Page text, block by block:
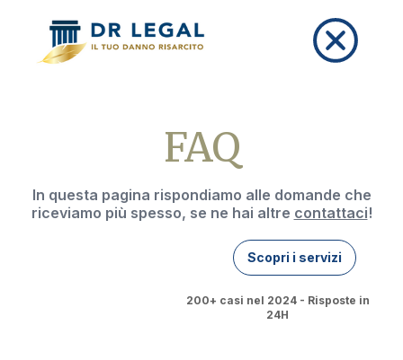
FAQ
In questa pagina rispondiamo alle domande che
riceviamo più spesso, se ne hai altre contattaci!
Scopri i servizi
200+ casi nel 2024 - Risposte in
24H